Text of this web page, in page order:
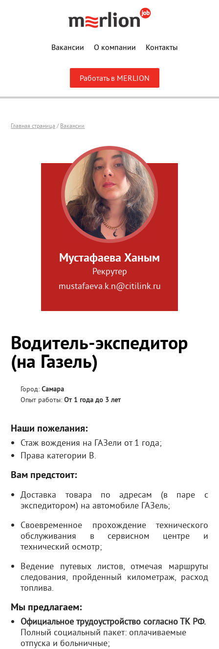
Вакансии О компании Контакты
Работать в MERLION
Главная страница / Вакансии
Мустафаева Ханым
Рекрутер
mustafaeva.k.n@citilink.ru
Водитель-экспедитор
(на Газель)
Город:Самара
Опыт работы:От 1 года до 3 лет
Наши пожелания:
Стаж вождения на ГАЗели от 1 года;
Права категории В.
Вам предстоит:
Доставка товара по адресам (в паре с
экспедитором) на автомобиле ГАЗель;
Своевременное прохождение технического
обслуживания в сервисном центре и
технический осмотр;
Ведение путевых листов, отмечая маршруты
следования, пройденный километраж, расход
топлива.
Мы предлагаем:
Официальное трудоустройство согласно ТК РФ.
Полный социальный пакет: оплачиваемые
отпуска и больничные;